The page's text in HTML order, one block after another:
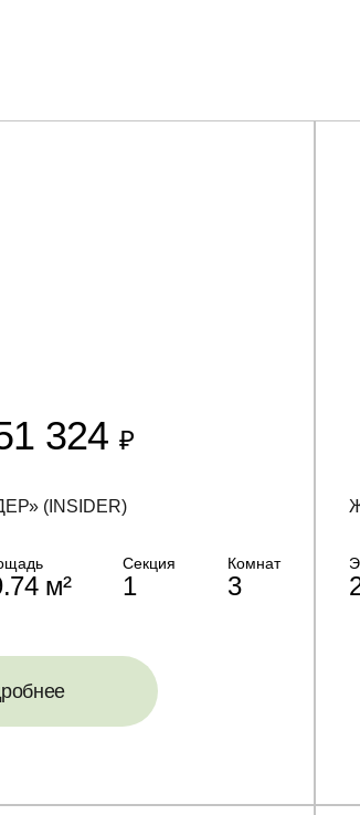
324 ₽
(INSIDER)
м²
Секция
1
Комнат
3